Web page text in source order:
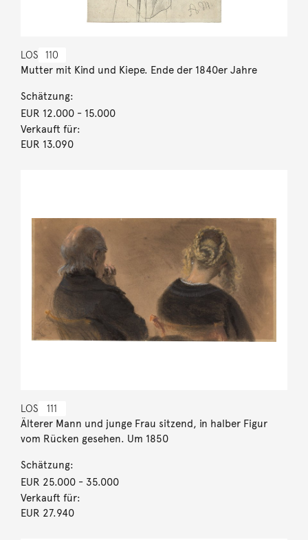
LOS 110
Mutter mit Kind und Kiepe. Ende der 1840er Jahre
Schätzung:
EUR 12.000- 15.000
Verkauft für:
EUR 13.090
LOS 111
Älterer Mann und junge Frau sitzend, in halber Figur
vom Rücken gesehen. Um 1850
Schätzung:
EUR 25.000- 35.000
Verkauft für:
EUR 27.940